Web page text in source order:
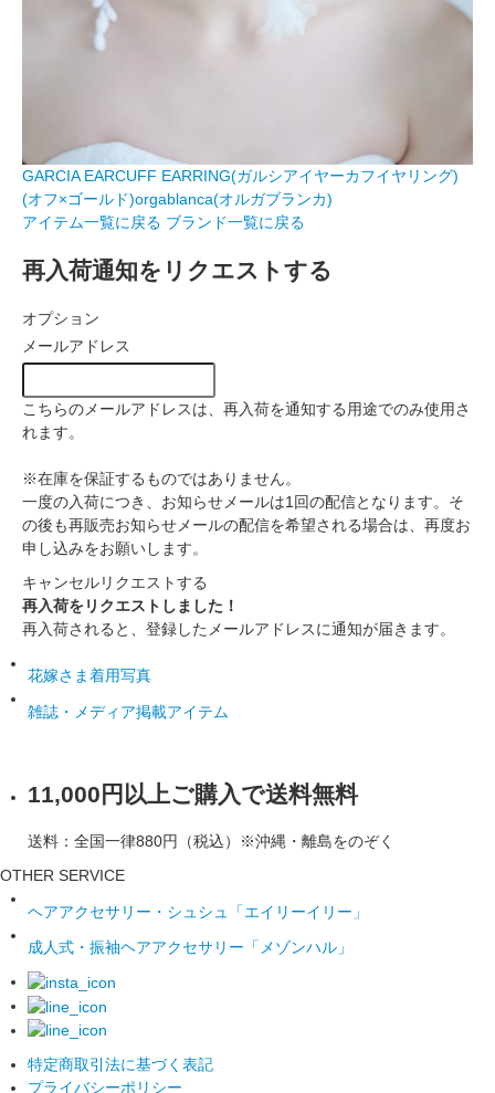
GARCIA EARCUFF EARRING(ガルシアイヤーカフイヤリング)
(オフ×ゴールド)orgablanca(オルガブランカ)
アイテム一覧に戻る ブランド一覧に戻る
再入荷通知をリクエストする
オプション
メールアドレス
こちらのメールアドレスは、再入荷を通知する用途でのみ使用さ
れます。
※在庫を保証するものではありません。
一度の入荷につき、お知らせメールは1回の配信となります。そ
の後も再販売お知らせメールの配信を希望される場合は、再度お
申し込みをお願いします。
キャンセルリクエストする
再入荷をリクエストしました！
再入荷されると、登録したメールアドレスに通知が届きます。
花嫁さま着用写真
雑誌・メディア掲載アイテム
11,000円以上ご購入で送料無料
送料：全国一律880円（税込）※沖縄・離島をのぞく
OTHER SERVICE
ヘアアクセサリー・シュシュ「エイリーイリー」
成人式・振袖ヘアアクセサリー「メゾンハル」
特定商取引法に基づく表記
プライバシーポリシー